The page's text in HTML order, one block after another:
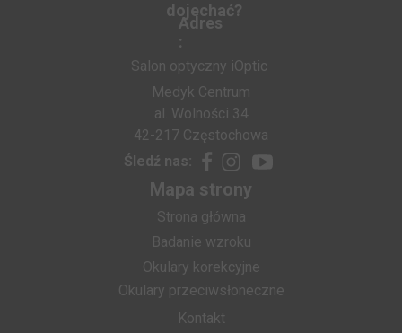
dojechać?
Kontakt
Okulary przeciwsłoneczne
Okulary korekcyjne
Badanie wzroku
Mapa strony
Strona główna
Śledź nas:
Adres
:
Salon optyczny iOptic
Medyk Centrum
al. Wolności 34
42-217 Częstochowa